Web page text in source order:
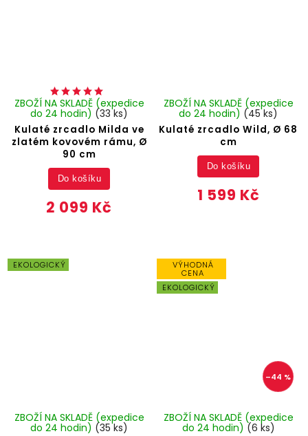
Kulaté zrcadlo Milda ve
zlatém kovovém rámu, Ø
90 cm
ZBOŽÍ NA SKLADĚ (expedice
do 24 hodin) (33 ks)
2 099 Kč
Do košíku
Kulaté zrcadlo Wild, Ø 68
cm
ZBOŽÍ NA SKLADĚ (expedice
do 24 hodin) (45 ks)
1 599 Kč
Do košíku
EKOLOGICKÝ
ZBOŽÍ NA SKLADĚ (expedice
do 24 hodin) (35 ks)
VÝHODNÁ
CENA
EKOLOGICKÝ
–44 %
ZBOŽÍ NA SKLADĚ (expedice
do 24 hodin) (6 ks)